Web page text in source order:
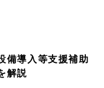
備導入等支援補助
解説